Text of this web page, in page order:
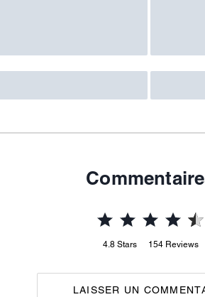
4.8 Stars 154 Reviews
LAISSER UN